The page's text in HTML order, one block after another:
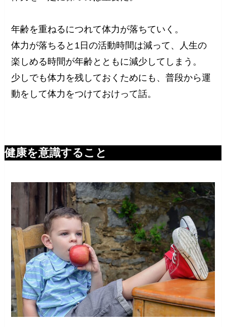
年齢を重ねるにつれて体力が落ちていく。
体力が落ちると1日の活動時間は減って、人生の
楽しめる時間が年齢とともに減少してしまう。
少しでも体力を残しておくためにも、普段から運
動をして体力をつけておけって話。
健康を意識すること